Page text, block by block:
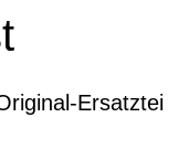
Ersatztei